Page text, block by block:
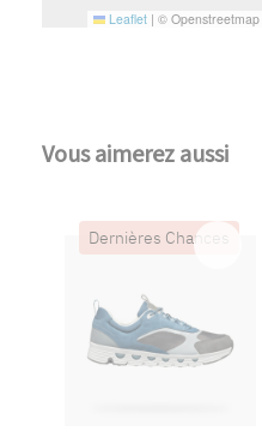
Leaflet | ©
Vous aimerez aussi
Dernières Chances